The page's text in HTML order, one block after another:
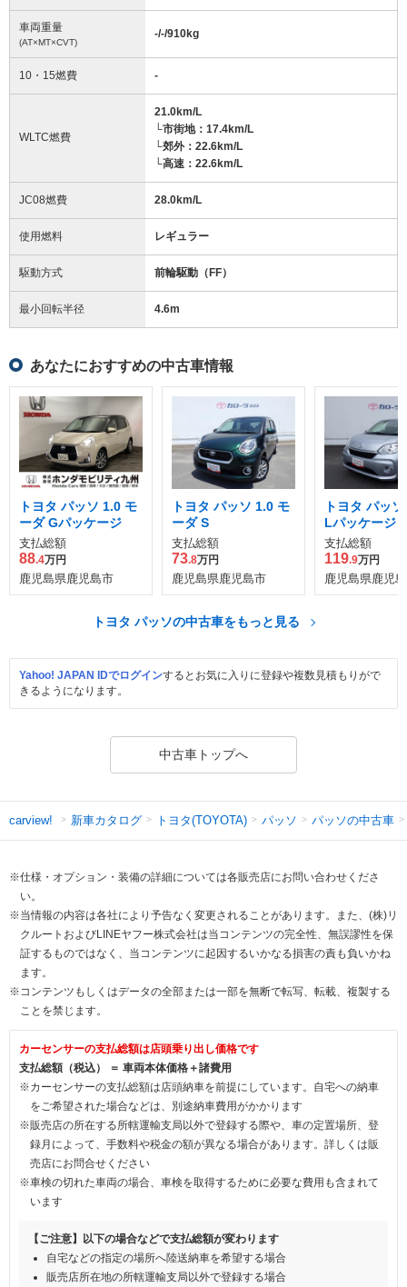
車両重量
(AT×MT×CVT)
-/-/910kg
10・15燃費 -
WLTC燃費
21.0km/L
└市街地：17.4km/L
└郊外：22.6km/L
└高速：22.6km/L
JC08燃費 28.0km/L
使用燃料 レギュラー
駆動方式 前輪駆動（FF）
最小回転半径 4.6m
あなたにおすすめの中古車情報
トヨタ パッソ 1.0 モ
ーダ Gパッケージ
支払総額
88.4万円
鹿児島県鹿児島市
トヨタ パッソ 1.0 モ
ーダ S
支払総額
73.8万円
鹿児島県鹿児島市
トヨタ パッ
Lパッケージ
支払総額
119.9万円
鹿児島県鹿児
トヨタ パッソの中古車をもっと見る
Yahoo! JAPAN IDでログインするとお気に入りに登録や複数見積もりがで
きるようになります。
中古車トップへ
carview! 新車カタログ トヨタ(TOYOTA) パッソ パッソの中古車
※仕様・オプション・装備の詳細については各販売店にお問い合わせくださ
い。
※当情報の内容は各社により予告なく変更されることがあります。また、(株)リ
クルートおよびLINEヤフー株式会社は当コンテンツの完全性、無誤謬性を保
証するものではなく、当コンテンツに起因するいかなる損害の責も負いかね
ます。
※コンテンツもしくはデータの全部または一部を無断で転写、転載、複製する
ことを禁じます。
カーセンサーの支払総額は店頭乗り出し価格です
支払総額（税込） ＝ 車両本体価格＋諸費用
※カーセンサーの支払総額は店頭納車を前提にしています。自宅への納車
をご希望された場合などは、別途納車費用がかかります
※販売店の所在する所轄運輸支局以外で登録する際や、車の定置場所、登
録月によって、手数料や税金の額が異なる場合があります。詳しくは販
売店にお問合せください
※車検の切れた車両の場合、車検を取得するために必要な費用も含まれて
います
【ご注意】以下の場合などで支払総額が変わります
自宅などの指定の場所へ陸送納車を希望する場合
販売店所在地の所轄運輸支局以外で登録する場合